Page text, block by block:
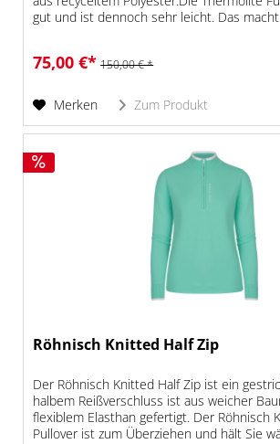
gut und ist dennoch sehr leicht. Das
75,00 €* 150,00 € *
Merken Zum Produkt
Röhnisch Knitted Half Zip
Der Röhnisch Knitted Half Zip ist ein
halbem Reißverschluss ist aus weicher
flexiblem Elasthan gefertigt. Der Röhnisch
Pullover ist zum Überziehen und hält Sie